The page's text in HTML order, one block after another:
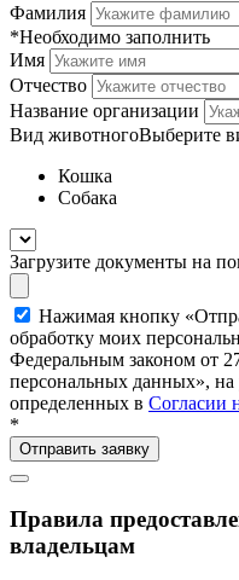
Фамилия
*Необходимо заполнить
Имя
Отчество
Название организации
Вид животногоВыберите
Кошка
Собака
Загрузите документы на
Нажимая кнопку
обработку моих
Федеральным законом от
персональных данных», на
определенных в Согласии
*
Правила
владельцам